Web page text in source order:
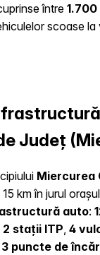
între 1.700
scoase
Județ
Miercurea
km în jurul
auto:
2 stații ITP, 4
3 puncte de